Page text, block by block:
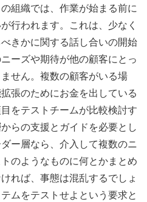
組織では、作業が始まる前に
行われます。これは、少なく
きかに関する話し合いの開始
ーズや期待が他の顧客にとっ
せん。複数の顧客がいる場
張のためにお金を出している
をテストチームが比較検討す
らの支援とガイドを必要とし
ー層なら、介入して複数のニ
のようなものに何とかまとめ
れば、事態は混乱するでしょ
ムをテストせよという要求と